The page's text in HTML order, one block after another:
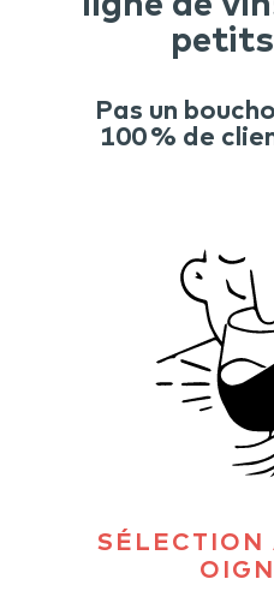
Pas un
100 % de
SÉLECTION